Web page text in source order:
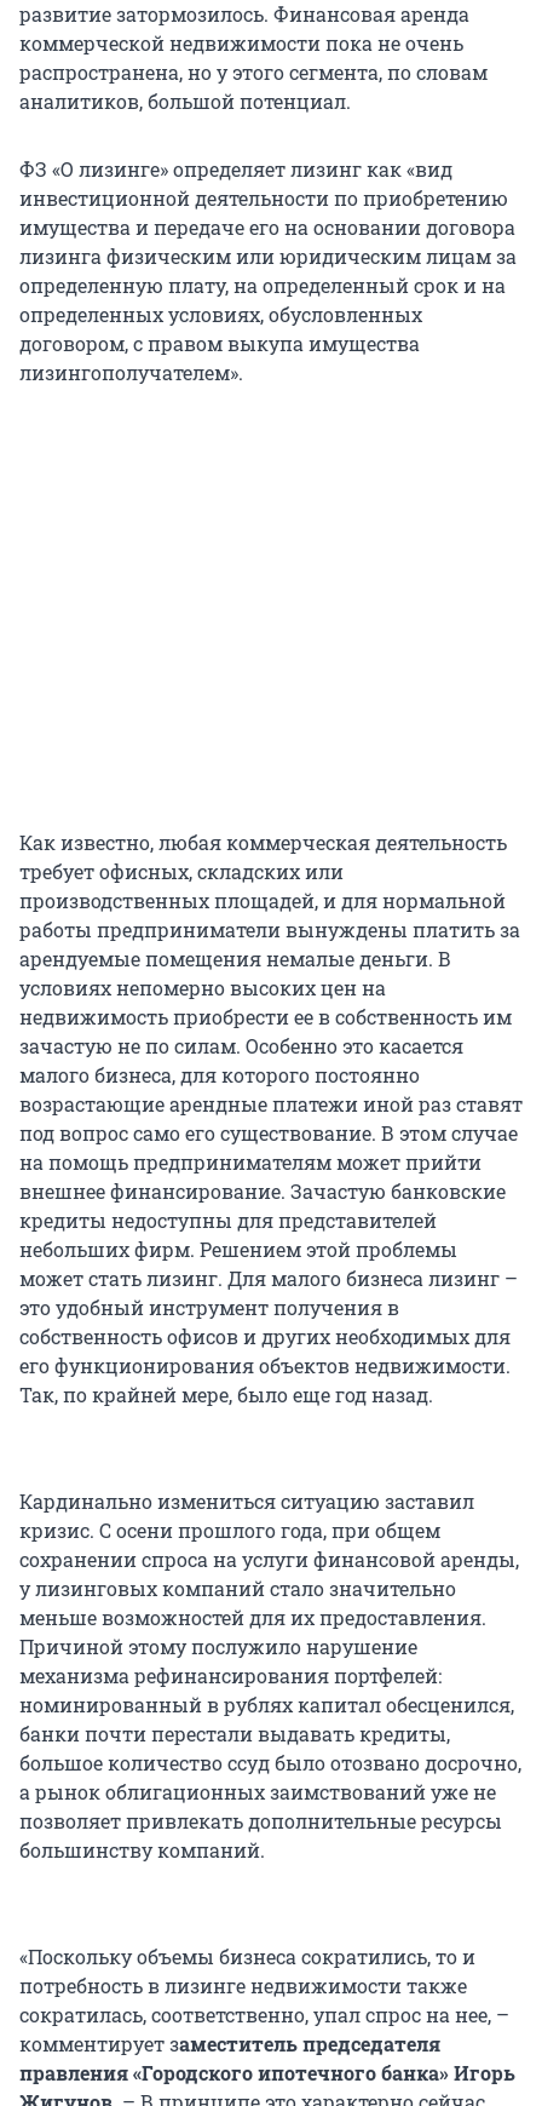
развитие затормозилось. Финансовая аренда
коммерческой недвижимости пока не очень
распространена, но у этого сегмента, по словам
аналитиков, большой потенциал.
ФЗ «О лизинге» определяет лизинг как «вид
инвестиционной деятельности по приобретению
имущества и передаче его на основании договора
лизинга физическим или юридическим лицам за
определенную плату, на определенный срок и на
определенных условиях, обусловленных
договором, с правом выкупа имущества
лизингополучателем».
Как известно, любая коммерческая деятельность
требует офисных, складских или
производственных площадей, и для нормальной
работы предприниматели вынуждены платить за
арендуемые помещения немалые деньги. В
условиях непомерно высоких цен на
недвижимость приобрести ее в собственность им
зачастую не по силам. Особенно это касается
малого бизнеса, для которого постоянно
возрастающие арендные платежи иной раз ставят
под вопрос само его существование. В этом случае
на помощь предпринимателям может прийти
внешнее финансирование. Зачастую банковские
кредиты недоступны для представителей
небольших фирм. Решением этой проблемы
может стать лизинг. Для малого бизнеса лизинг –
это удобный инструмент получения в
собственность офисов и других необходимых для
его функционирования объектов недвижимости.
Так, по крайней мере, было еще год назад.
Кардинально измениться ситуацию заставил
кризис. С осени прошлого года, при общем
сохранении спроса на услуги финансовой аренды,
у лизинговых компаний стало значительно
меньше возможностей для их предоставления.
Причиной этому послужило нарушение
механизма рефинансирования портфелей:
номинированный в рублях капитал обесценился,
банки почти перестали выдавать кредиты,
большое количество ссуд было отозвано досрочно,
а рынок облигационных заимствований уже не
позволяет привлекать дополнительные ресурсы
большинству компаний.
«Поскольку объемы бизнеса сократились, то и
потребность в лизинге недвижимости также
сократилась, соответственно, упал спрос на нее, –
комментирует заместитель председателя
правления «Городского ипотечного банка» Игорь